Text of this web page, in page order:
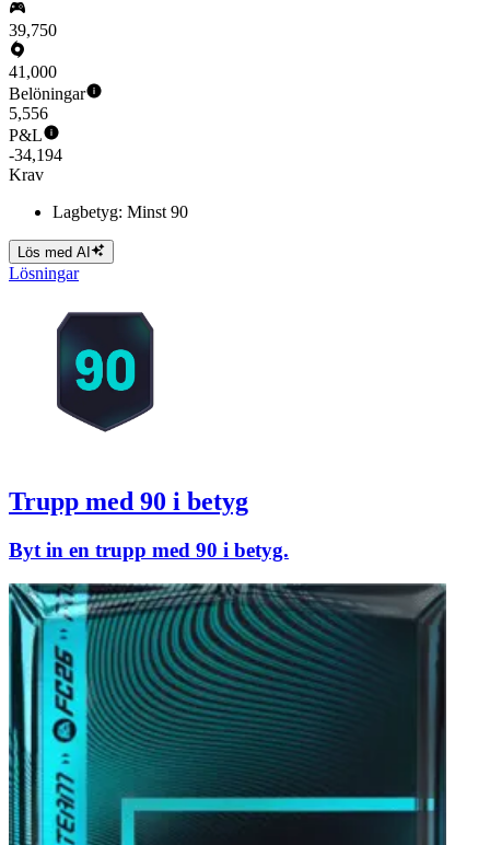
39,750
41,000
Belöningar
5,556
P&L
-34,194
Krav
Lagbetyg: Minst 90
Lös med AI
Lösningar
Trupp med 90 i betyg
Byt in en trupp med 90 i betyg.